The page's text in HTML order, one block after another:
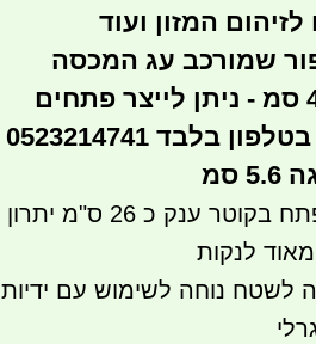
לזיהום המזון ועוד
שמורכב עג המכסה
הראשי הינו 47 ממ \ 4.7 סמ - ניתן לייצר פתחים
בלבד 0523214741
סמ
מכסה פקק ראשי שחור - פתח בקוטר ענק כ 26 ס"מ יתרון
מאוד לנקות
לשטח נוחה לשימוש עם ידיות